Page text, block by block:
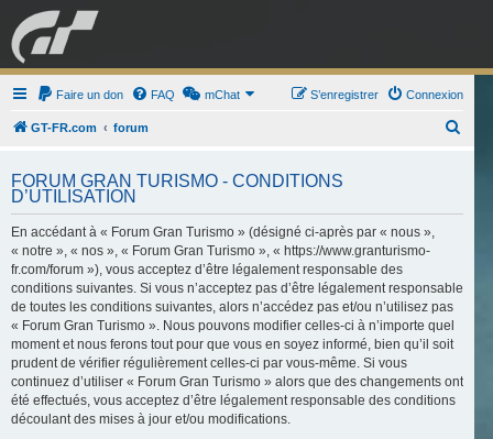
GRAN TURISMO FORUM
ESPORT BOUTIQUE
Faire un don FAQ mChat Connexion
S’enregistrer
GT-FR.com forum
FORUM GRAN TURISMO - CONDITIONS
D’UTILISATION
En accédant à « Forum Gran Turismo » (désigné ci-après par « nous »,
« notre », « nos », « Forum Gran Turismo », « https://www.granturismo-
fr.com/forum »), vous acceptez d’être légalement responsable des
conditions suivantes. Si vous n’acceptez pas d’être légalement responsable
de toutes les conditions suivantes, alors n’accédez pas et/ou n’utilisez pas
« Forum Gran Turismo ». Nous pouvons modifier celles-ci à n’importe quel
moment et nous ferons tout pour que vous en soyez informé, bien qu’il soit
prudent de vérifier régulièrement celles-ci par vous-même. Si vous
continuez d’utiliser « Forum Gran Turismo » alors que des changements ont
été effectués, vous acceptez d’être légalement responsable des conditions
découlant des mises à jour et/ou modifications.